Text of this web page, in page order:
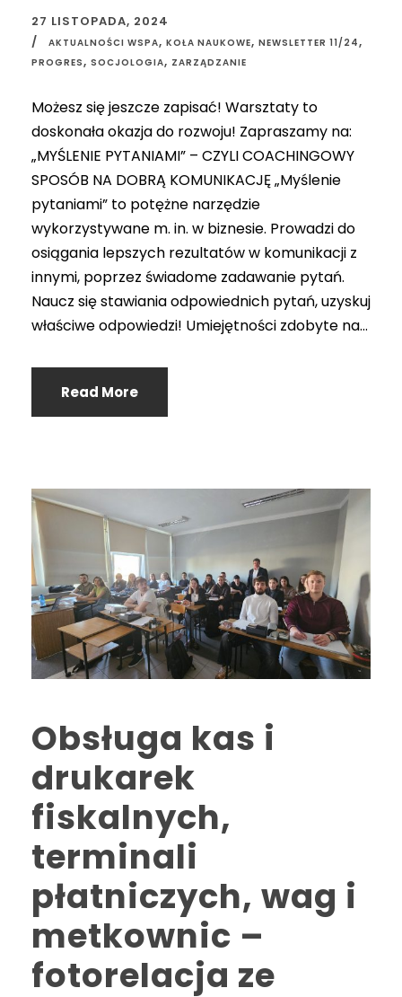
27 LISTOPADA, 2024
AKTUALNOŚCI WSPA, KOŁA NAUKOWE, NEWSLETTER 11/24,
PROGRES, SOCJOLOGIA, ZARZĄDZANIE
Możesz się jeszcze zapisać! Warsztaty to
doskonała okazja do rozwoju! Zapraszamy na:
„MYŚLENIE PYTANIAMI” – CZYLI COACHINGOWY
SPOSÓB NA DOBRĄ KOMUNIKACJĘ „Myślenie
pytaniami” to potężne narzędzie
wykorzystywane m. in. w biznesie. Prowadzi do
osiągania lepszych rezultatów w komunikacji z
innymi, poprzez świadome zadawanie pytań.
Naucz się stawiania odpowiednich pytań, uzyskuj
właściwe odpowiedzi! Umiejętności zdobyte na...
Read More
Obsługa kas i
drukarek
fiskalnych,
terminali
płatniczych, wag i
metkownic –
fotorelacja ze